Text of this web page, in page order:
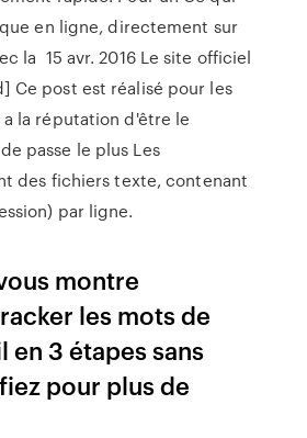
en ligne, directement sur
la 15 avr. 2016 Le site officiel
Ce post est réalisé pour les
a la réputation d'être le
passe le plus Les
des fichiers texte, contenant
par ligne.
montre
les mots de
en 3 étapes sans
pour plus de